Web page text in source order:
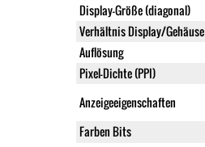
Display-Größe (diagonal)
Verhältnis Display/Gehäuse
Auflösung
Pixel-Dichte (PPI)
Anzeigeeigenschaften
Farben Bits